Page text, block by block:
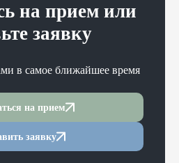
на прием или
заявку
в самое ближайшее время
на прием
заявку